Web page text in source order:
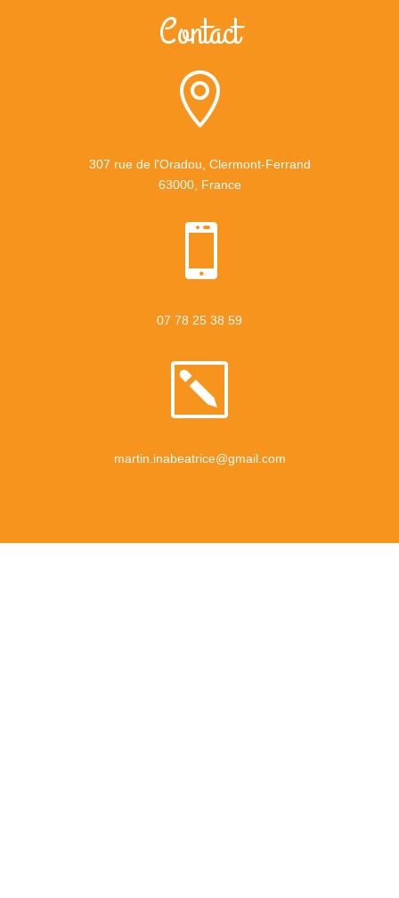
Contact

307 rue de l'Oradou, Clermont-Ferrand
63000, France

07 78 25 38 59
k
martin.inabeatrice@gmail.com